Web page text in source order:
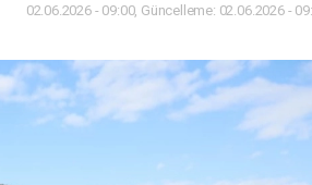
02.06.2026 - 09:00, Güncelleme: 02.06.2026 -